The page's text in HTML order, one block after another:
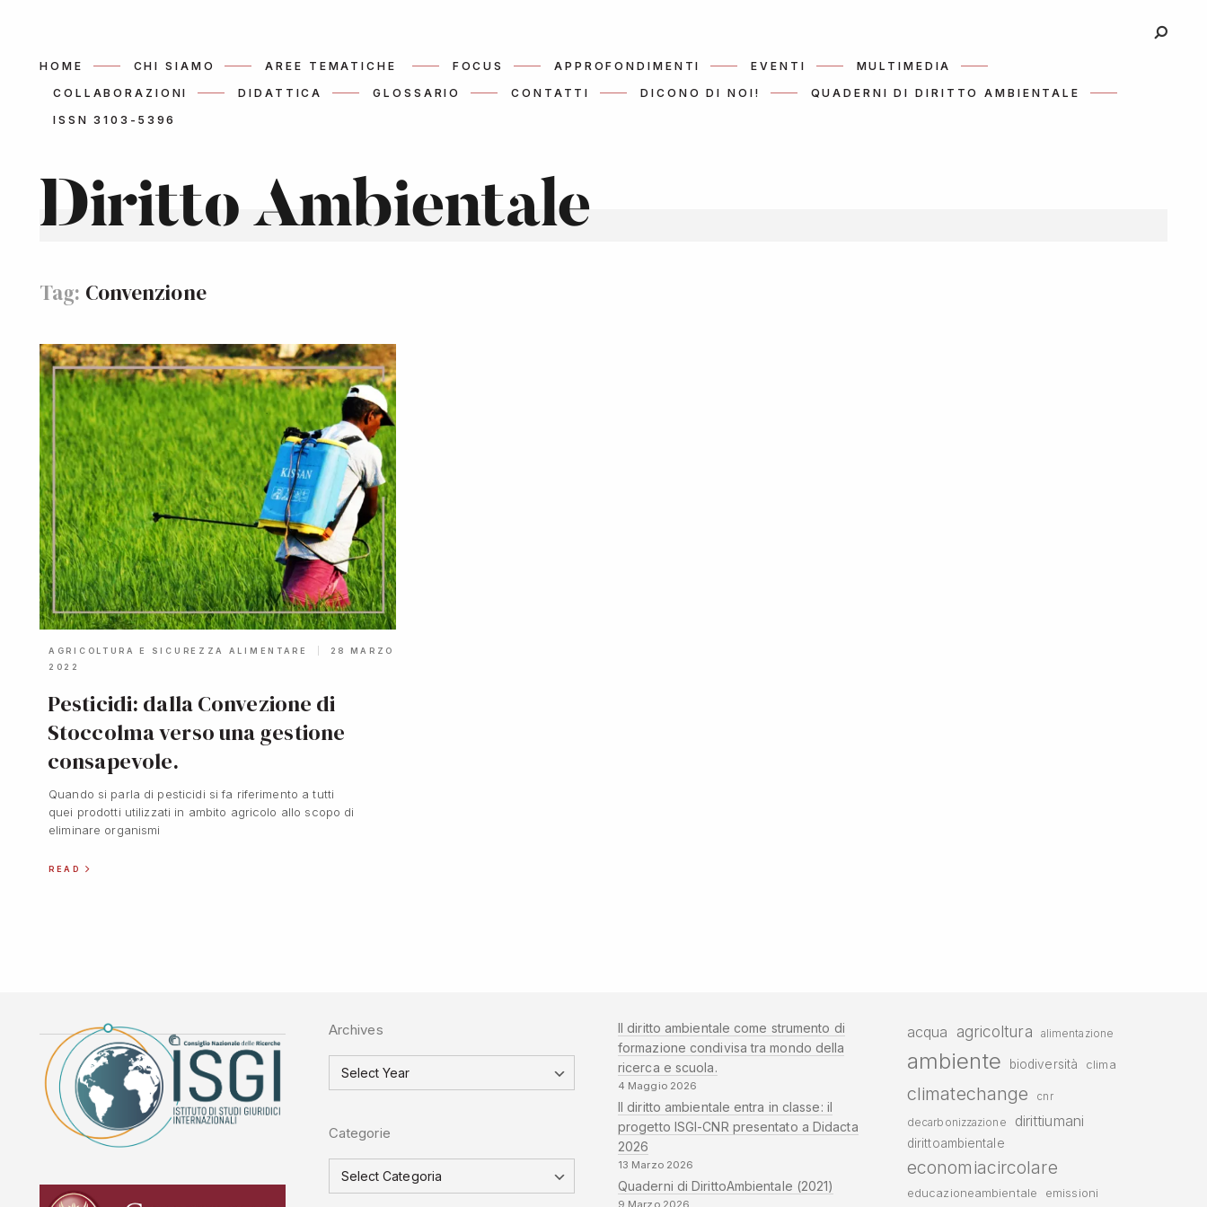
HOME CHI SIAMO AREE TEMATICHE FOCUS APPROFONDIMENTI EVENTI
MULTIMEDIA
COLLABORAZIONI
DIDATTICA GLOSSARIO CONTATTI DICONO DI NOI!
QUADERNI DI DIRITTO AMBIENTALE
ISSN 3103-5396
Diritto Ambientale
Tag: Convenzione
AGRICOLTURA E SICUREZZA ALIMENTARE
28 MARZO
2022
Pesticidi: dalla Convezione di
Stoccolma verso una gestione
consapevole.
Quando si parla di pesticidi si fa riferimento a tutti
quei prodotti utilizzati in ambito agricolo allo scopo di
eliminare organismi
READ
Archives
Categorie
Il diritto ambientale come strumento di
formazione condivisa tra mondo della
ricerca e scuola.
4 Maggio 2026
Il diritto ambientale entra in classe: il
progetto ISGI-CNR presentato a Didacta
2026
13 Marzo 2026
Quaderni di DirittoAmbientale (2021)
9 Marzo 2026
acqua agricoltura alimentazione
ambiente biodiversità clima
climatechange cnr
decarbonizzazione dirittiumani
dirittoambientale
economiacircolare
educazioneambientale
emissioni